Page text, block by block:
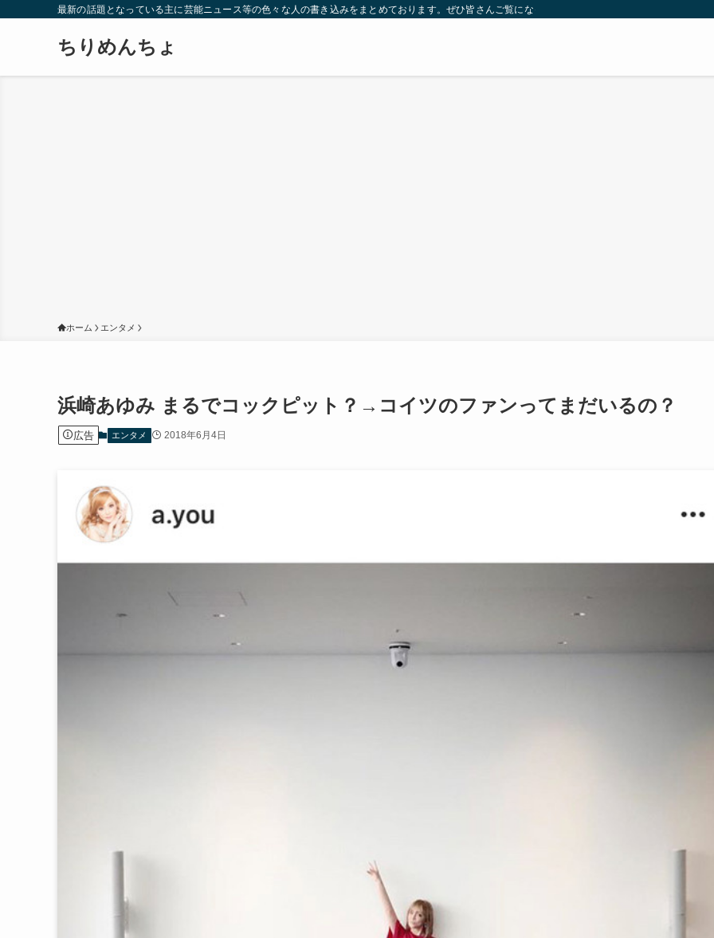
最新の話題となっている主に芸能ニュース等の色々な人の書き込みをまとめております。ぜひ皆さんご覧になっていってください。
ちりめんちょ
ホーム エンタメ
浜崎あゆみ まるでコックピット？→コイツのファンってまだいるの？
広告 エンタメ 2018年6月4日